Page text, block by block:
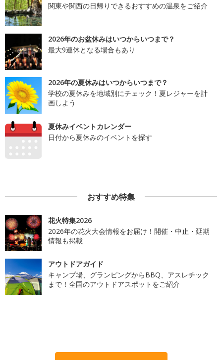
関東や関西の日帰りできるおすすめの温泉をご紹介
2026年のお盆休みはいつからいつまで？
最大9連休となる場合もあり
2026年の夏休みはいつからいつまで？
学校の夏休みを地域別にチェック！夏レジャーを計
画しよう
夏休みイベントカレンダー
日付から夏休みのイベントを探す
おすすめ特集
花火特集2026
2026年の花火大会情報をお届け！開催・中止・延期
情報も掲載
アウトドアガイド
キャンプ場、グランピングからBBQ、アスレチック
まで！全国のアウトドアスポットをご紹介